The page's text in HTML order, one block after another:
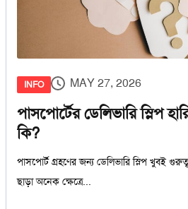
INFO MAY 27, 2026
পাসপোর্টের ডেলিভারি স্লিপ
কি?
পাসপোর্ট গ্রহণের জন্য ডেলিভারি স্লিপ খুবই
ছাড়া অনেক ক্ষেত্রে...